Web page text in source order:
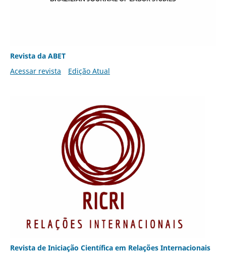
Revista da ABET
Acessar revista
Edição Atual
Revista de Iniciação Científica em Relações Internacionais